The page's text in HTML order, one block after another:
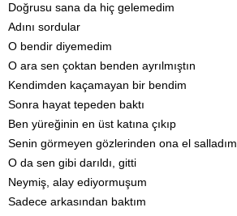
Doğrusu sana da hiç gelemedim
Adını sordular
O bendir diyemedim
O ara sen çoktan benden ayrılmıştın
Kendimden kaçamayan bir bendim
Sonra hayat tepeden baktı
Ben yüreğinin en üst katına çıkıp
Senin görmeyen gözlerinden ona el salladım
O da sen gibi darıldı, gitti
Neymiş, alay ediyormuşum
Sadece arkasından baktım